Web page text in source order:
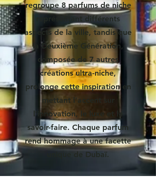
regroupe 8 parfums de niche
représentant différents
aspects de la ville, tandis que
la Deuxième Génération,
composée de 7 autres
créations ultra-niche,
prolonge cette inspiration en
mettant l'accent sur
l’innovation, le luxe et le
savoir-faire. Chaque parfum
rend hommage à une facette
unique de Dubaï.